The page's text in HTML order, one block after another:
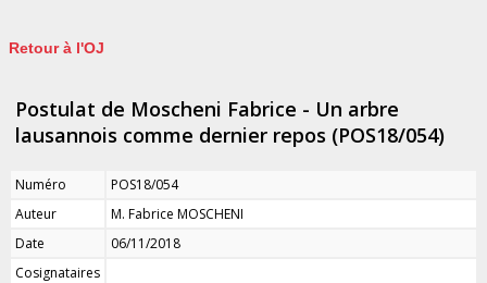
Retour à l'OJ
Postulat de Moscheni Fabrice - Un arbre
lausannois comme dernier repos (POS18/054)
Numéro
POS18/054
Auteur
M. Fabrice MOSCHENI
Date
06/11/2018
Cosignataires